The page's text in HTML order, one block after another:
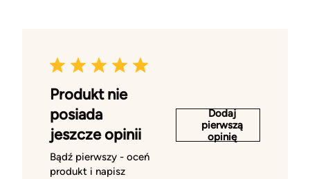
Produkt nie
posiada
jeszcze opinii
Bądź pierwszy - oceń
produkt i napisz
Dodaj
pierwszą
opinię